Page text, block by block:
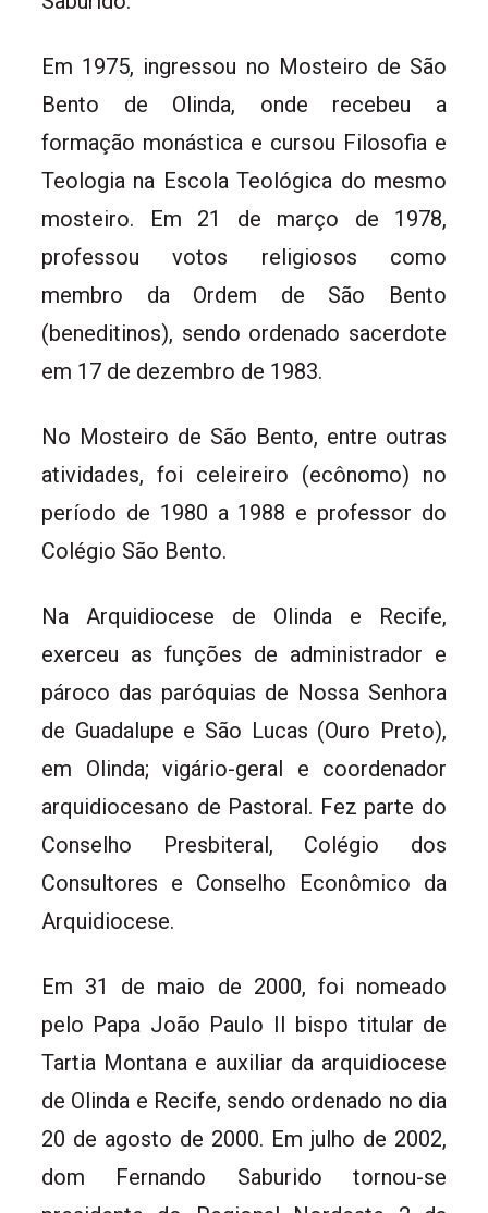
Em 1975, ingressou no Mosteiro de São
Bento de Olinda, onde recebeu a
formação monástica e cursou Filosofia e
Teologia na Escola Teológica do mesmo
mosteiro. Em 21 de março de 1978,
professou votos religiosos como
membro da Ordem de São Bento
(beneditinos), sendo ordenado sacerdote
em 17 de dezembro de 1983.
No Mosteiro de São Bento, entre outras
atividades, foi celeireiro (ecônomo) no
período de 1980 a 1988 e professor do
Colégio São Bento.
Na Arquidiocese de Olinda e Recife,
exerceu as funções de administrador e
pároco das paróquias de Nossa Senhora
de Guadalupe e São Lucas (Ouro Preto),
em Olinda; vigário-geral e coordenador
arquidiocesano de Pastoral. Fez parte do
Conselho Presbiteral, Colégio dos
Consultores e Conselho Econômico da
Arquidiocese.
Em 31 de maio de 2000, foi nomeado
pelo Papa João Paulo II bispo titular de
Tartia Montana e auxiliar da arquidiocese
de Olinda e Recife, sendo ordenado no dia
20 de agosto de 2000. Em julho de 2002,
dom Fernando Saburido tornou-se